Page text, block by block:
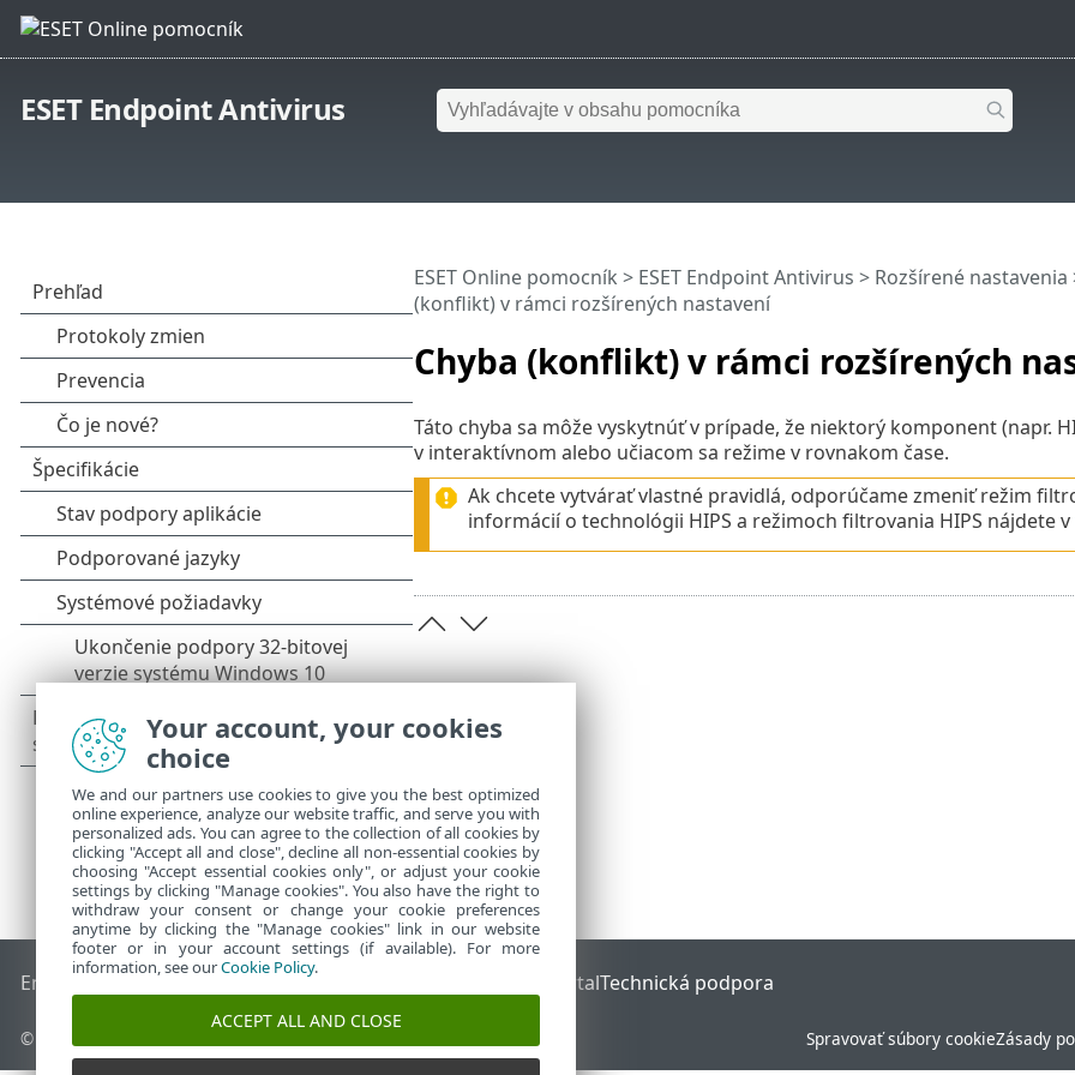
ESET Endpoint Antivirus
Chyba (konflikt) v rámci rozšírených
ESET Online pomocník > ESET Endpoint Antivirus > Rozšírené nastavenia
(konflikt) v rámci rozšírených nastavení
Táto chyba sa môže vyskytnúť v prípade, že niektorý komponent (napr.
v interaktívnom alebo učiacom sa režime v rovnakom čase.
Ak chcete vytvárať vlastné pravidlá, odporúčame zmeniť režim
informácií o technológii HIPS a režimoch filtrovania HIPS nájdete v
End of Life Databáza znalostí ESET ESET Status PortalTechnická podpora
© 1992 - 2026 ESET, spol. s r. o. Všetky práva vyhradené. Spravovať súbory cookieZásady
Your account, your cookies
choice
We and our partners use cookies to give you the best optimized
online experience, analyze our website traffic, and serve you with
personalized ads. You can agree to the collection of all cookies by
clicking "Accept all and close", decline all non-essential cookies by
choosing "Accept essential cookies only", or adjust your cookie
settings by clicking "Manage cookies". You also have the right to
withdraw your consent or change your cookie preferences
anytime by clicking the "Manage cookies" link in our website
footer or in your account settings (if available). For more
information, see ourCookie Policy.
ACCEPT ALL AND CLOSE